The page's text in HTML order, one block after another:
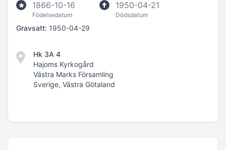
1866-10-16
Födelsedatum
1950-04-21
Dödsdatum
Gravsatt: 1950-04-29
Hk 3A 4
Hajoms Kyrkogård
Västra Marks Församling
Sverige, Västra Götaland